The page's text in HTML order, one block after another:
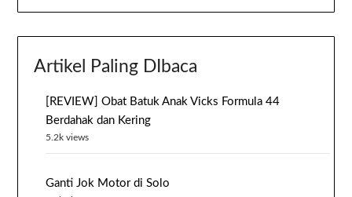
Artikel Paling DIbaca
[REVIEW] Obat Batuk Anak Vicks Formula 44
Berdahak dan Kering
5.2k views
Ganti Jok Motor di Solo